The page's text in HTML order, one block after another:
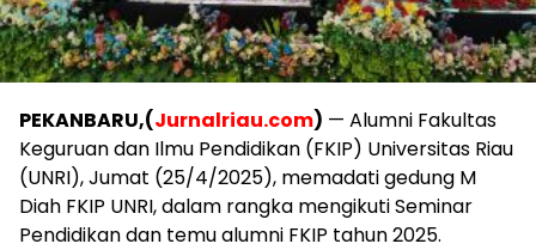
PEKANBARU,(Jurnalriau.com) — Alumni Fakultas
Keguruan dan Ilmu Pendidikan (FKIP) Universitas Riau
(UNRI), Jumat (25/4/2025), memadati gedung M
Diah FKIP UNRI, dalam rangka mengikuti Seminar
Pendidikan dan temu alumni FKIP tahun 2025.